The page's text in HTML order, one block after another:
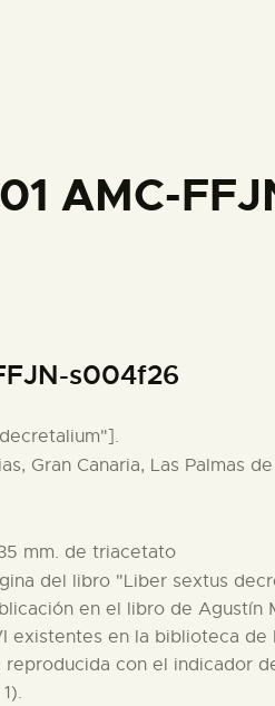
AMC-
s004f26
Gran Canaria, Las Palmas
mm. de triacetato
del libro "Liber sextus
en el libro de Agustín
existentes en la biblioteca de
reproducida con el indicador